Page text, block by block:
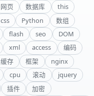
网页 数据库
this
css Python
数组
flash seo
DOM
xml access
编码
缓存 框架
nginx
cpu 滚动
jquery
插件
加密